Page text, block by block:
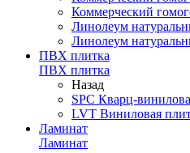
Коммерческий
Линолеум
Линолеум
ПВХ плитка
ПВХ плитка
Назад
SPC Кварц-
LVT Виниловая
Ламинат
Ламинат